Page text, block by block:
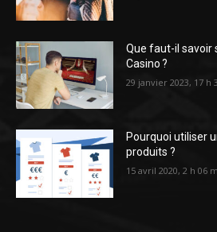
Que faut-il savoir
Casino ?
29 janvier 2023, 17 h
Pourquoi utiliser
produits ?
15 avril 2020, 2 h 06